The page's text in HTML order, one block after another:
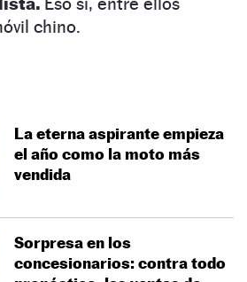
chino.
La eterna aspirante empieza
el año como la moto más
vendida
Sorpresa en los
concesionarios: contra todo